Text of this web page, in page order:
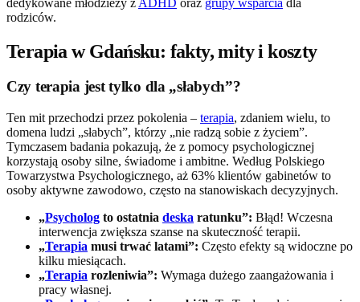
rodziców.
Terapia w Gdańsku: fakty, mity i koszty
Czy terapia jest tylko dla „słabych”?
Ten mit przechodzi przez pokolenia – terapia, zdaniem wielu, to
domena ludzi „słabych”, którzy „nie radzą sobie z życiem”.
Tymczasem badania pokazują, że z pomocy psychologicznej
korzystają osoby silne, świadome i ambitne. Według Polskiego
Towarzystwa Psychologicznego, aż 63% klientów gabinetów to
osoby aktywne zawodowo, często na stanowiskach decyzyjnych.
„Psycholog to ostatnia deska ratunku”: Błąd! Wczesna
interwencja zwiększa szanse na skuteczność terapii.
„Terapia musi trwać latami”: Często efekty są widoczne po
kilku miesiącach.
„Terapia rozleniwia”: Wymaga dużego zaangażowania i
pracy własnej.